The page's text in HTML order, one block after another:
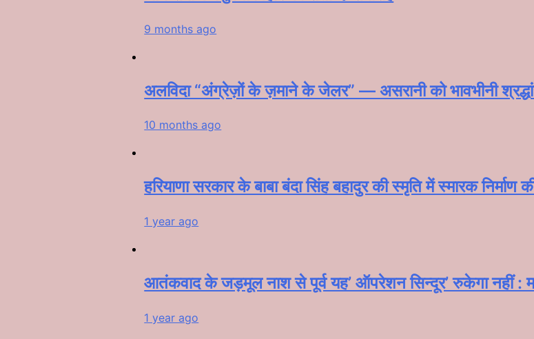
9 months ago
अलविदा “अंग्रेज़ों के ज़माने के जेलर” — असरानी को भावभीनी
10 months ago
हरियाणा सरकार के बाबा बंदा सिंह बहादुर की स्मृति में स्मारक
1 year ago
आतंकवाद के जड़मूल नाश से पूर्व यह’ ऑपरेशन सिन्दूर’ रुकेगा नहीं :
1 year ago